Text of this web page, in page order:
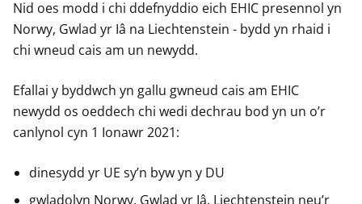
Nid oes modd i chi ddefnyddio eich EHIC presennol yn
Norwy, Gwlad yr Iâ na Liechtenstein - bydd yn rhaid i
chi wneud cais am un newydd.
Efallai y byddwch yn gallu gwneud cais am EHIC
newydd os oeddech chi wedi dechrau bod yn un o’r
canlynol cyn 1 Ionawr 2021:
dinesydd yr UE sy’n byw yn y DU
gwladolyn Norwy, Gwlad yr Iâ, Liechtenstein neu’r